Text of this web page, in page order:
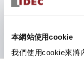
本網站使用cookie
我們使用cookie來將
附鎖選擇開關採用